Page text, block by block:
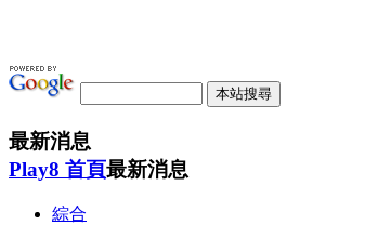
最新消息
Play8 首頁最新消息
綜合